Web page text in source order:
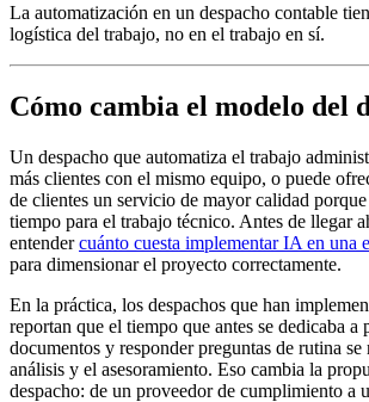
La automatización en un despacho contable
logística del trabajo, no en el trabajo en sí.
Cómo cambia el modelo del
Un despacho que automatiza el trabajo
más clientes con el mismo equipo, o puede
de clientes un servicio de mayor calidad
tiempo para el trabajo técnico. Antes de llegar
entendercuánto cuesta implementar IA en una
para dimensionar el proyecto correctamente.
En la práctica, los despachos que han
reportan que el tiempo que antes se dedicaba a
documentos y responder preguntas de rutina
análisis y el asesoramiento. Eso cambia la
despacho: de un proveedor de cumplimiento a